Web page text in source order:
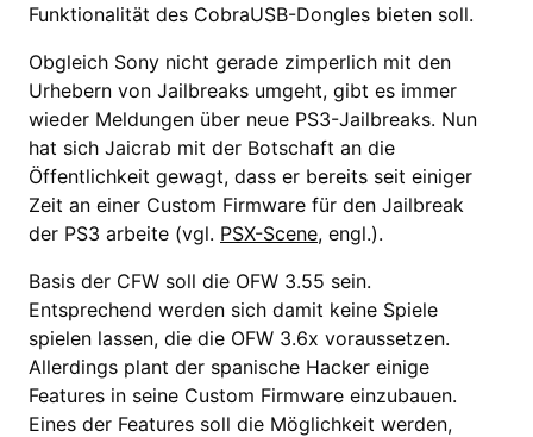
Funktionalität des CobraUSB-Dongles bieten soll.
Obgleich Sony nicht gerade zimperlich mit den
Urhebern von Jailbreaks umgeht, gibt es immer
wieder Meldungen über neue PS3-Jailbreaks. Nun
hat sich Jaicrab mit der Botschaft an die
Öffentlichkeit gewagt, dass er bereits seit einiger
Zeit an einer Custom Firmware für den Jailbreak
der PS3 arbeite (vgl. PSX-Scene, engl.).
Basis der CFW soll die OFW 3.55 sein.
Entsprechend werden sich damit keine Spiele
spielen lassen, die die OFW 3.6x voraussetzen.
Allerdings plant der spanische Hacker einige
Features in seine Custom Firmware einzubauen.
Eines der Features soll die Möglichkeit werden,